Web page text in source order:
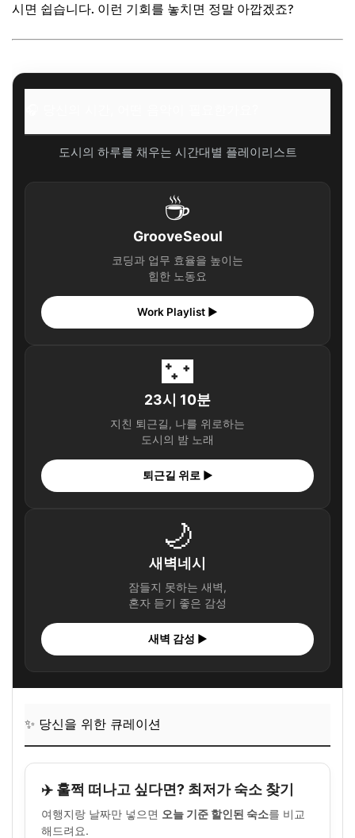
시면 쉽습니다. 이런 기회를 놓치면 정말 아깝겠죠?
도시의 하루를 채우는 시간대별 플레이리스트
☕
GrooveSeoul
코딩과 업무 효율을 높이는
힙한 노동요
Work Playlist ▶
🌃
23시 10분
지친 퇴근길, 나를 위로하는
도시의 밤 노래
퇴근길 위로 ▶
🌙
새벽네시
잠들지 못하는 새벽,
혼자 듣기 좋은 감성
새벽 감성 ▶
✨ 당신을 위한 큐레이션
✈️ 훌쩍 떠나고 싶다면? 최저가 숙소 찾기
여행지랑 날짜만 넣으면 오늘 기준 할인된 숙소를 비교
해드려요.